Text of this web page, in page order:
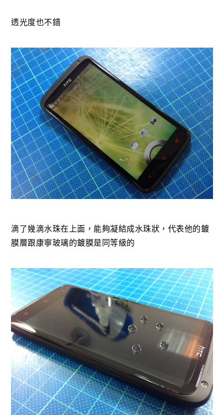
透光度也不錯
滴了幾滴水珠在上面，能夠凝結成水珠狀，代表他的鍍
膜層跟康寧玻璃的鍍膜是同等級的